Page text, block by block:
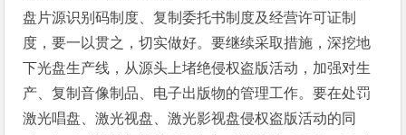
盘片源识别码制度、复制委托书制度及经营许可证制
度，要一以贯之，切实做好。要继续采取措施，深挖地
下光盘生产线，从源头上堵绝侵权盗版活动，加强对生
产、复制音像制品、电子出版物的管理工作。要在处罚
激光唱盘、激光视盘、激光影视盘侵权盗版活动的同